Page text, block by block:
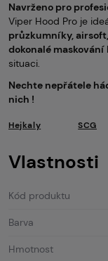
Navrženo pro
Viper Hood Pro je
průzkumníky,
dokonalé maskování
situaci.
Nechte nepřátele
nich !
Hejkaly SCG
Vlastnosti
Kód produktu
Barva
Hmotnost